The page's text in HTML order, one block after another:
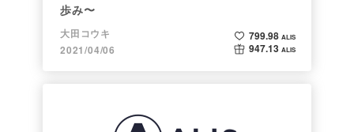
歩み〜
大田コウキ
2021/04/06
799.98 ALIS
947.13 ALIS